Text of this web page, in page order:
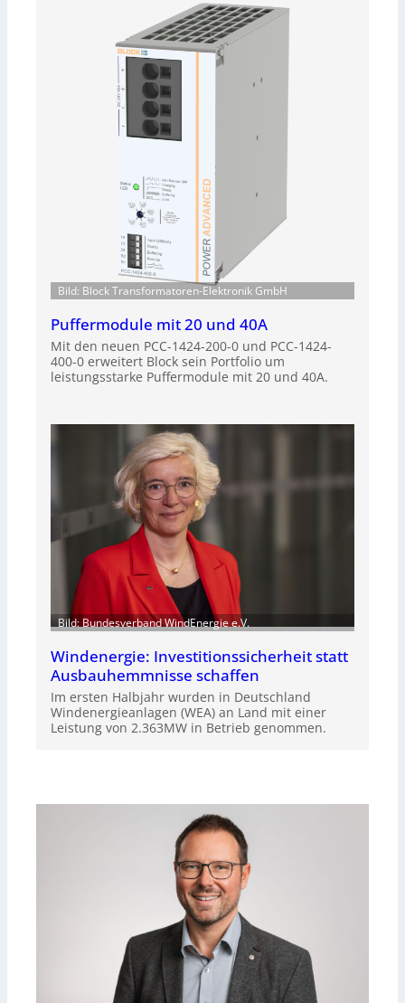
Bild: Block Transformatoren-Elektronik GmbH
Puffermodule mit 20 und 40A
Mit den neuen PCC-1424-200-0 und PCC-1424-
400-0 erweitert Block sein Portfolio um
leistungsstarke Puffermodule mit 20 und 40A.
Bild: Bundesverband WindEnergie e.V.
Windenergie: Investitionssicherheit statt
Ausbauhemmnisse schaffen
Im ersten Halbjahr wurden in Deutschland
Windenergieanlagen (WEA) an Land mit einer
Leistung von 2.363MW in Betrieb genommen.